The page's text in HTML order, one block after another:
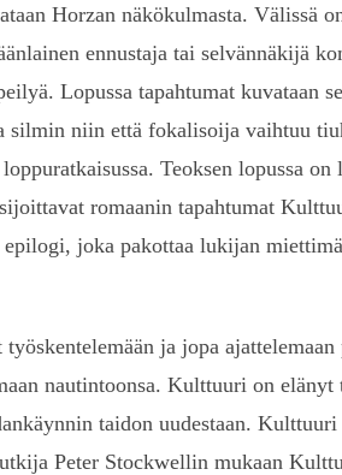
Horzan näkökulmasta. Välissä
ennustaja tai selvännäkijä
Lopussa tapahtumat kuvataan
silmin niin että fokalisoija vaihtuu
Teoksen lopussa
romaanin tapahtumat
joka pakottaa lukijan
ja jopa ajattelemaan
nautintoonsa. Kulttuuri on elänyt
taidon uudestaan.
Peter Stockwellin mukaan